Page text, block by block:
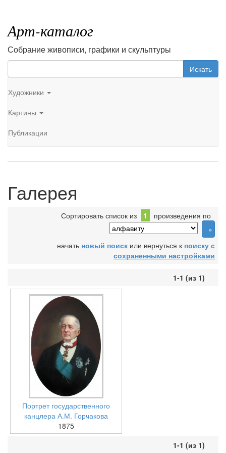
Арт-каталог
Собрание живописи, графики и скульптуры
Искать
Художники
Картины
Публикации
Галерея
Сортировать список из 1 произведения по
начать новый поиск или вернуться к поиску с
сохраненными настройками
1-1 (из 1)
Портрет государственного
канцлера А.М. Горчакова
1875
1-1 (из 1)